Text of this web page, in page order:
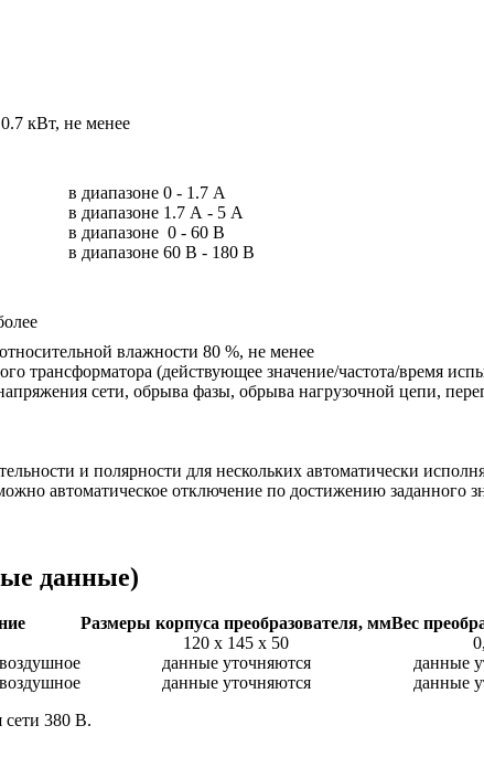
кВт, не менее
в диапазоне 0 - 1.7 А
в диапазоне 1.7 А - 5 А
в диапазоне 0 - 60 В
в диапазоне 60 В - 180 В
влажности 80 %, не менее
трансформатора (действующее значение/частота/время
сети, обрыва фазы, обрыва нагрузочной цепи,
и полярности для нескольких автоматически
автоматическое отключение по достижению заданного
данные)
Размеры корпуса преобразователя, ммВес
120 х 145 х 50
данные уточняются
данные
данные уточняются
данные
сети 380 В.